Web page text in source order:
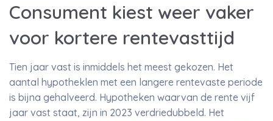
Consument kiest weer vaker
voor kortere rentevasttijd
Tien jaar vast is inmiddels het meest gekozen. Het
aantal hypotheklen met een langere rentevaste periode
is bijna gehalveerd. Hypotheken waarvan de rente vijf
jaar vast staat, zijn in 2023 verdriedubbeld. Het